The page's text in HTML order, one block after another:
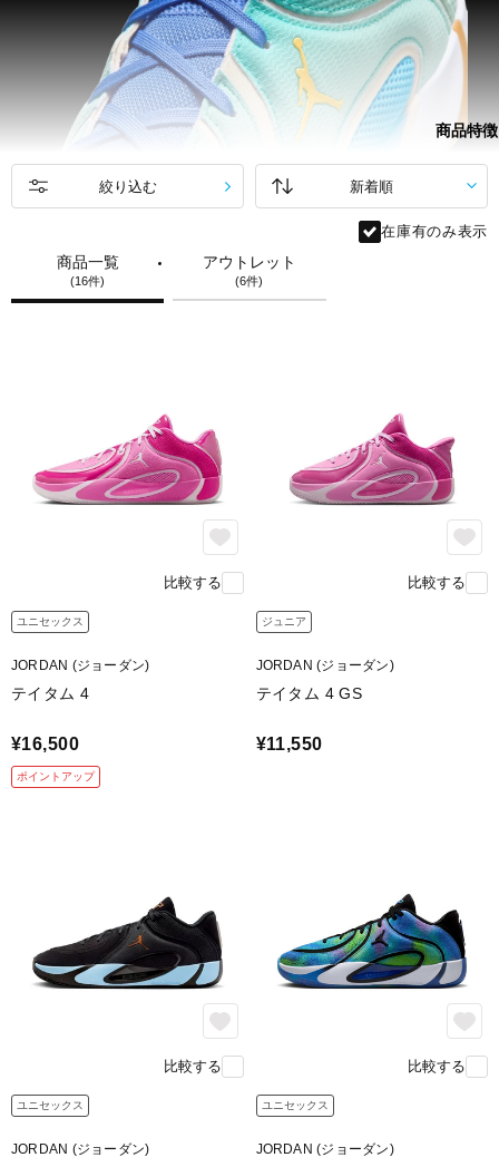
足裏になめらかな履き心地を提供。
商品特
商品一覧
(16件)
アウトレット
(6件)
絞り込む
在庫有のみ表示
比較する
ユニセックス
JORDAN (ジョーダン)
テイタム 4
¥16,500
ポイントアップ
比較する
ジュニア
JORDAN (ジョーダン)
テイタム 4 GS
¥11,550
比較する
ユニセックス
JORDAN (ジョーダン)
比較する
ユニセックス
JORDAN (ジョーダン)